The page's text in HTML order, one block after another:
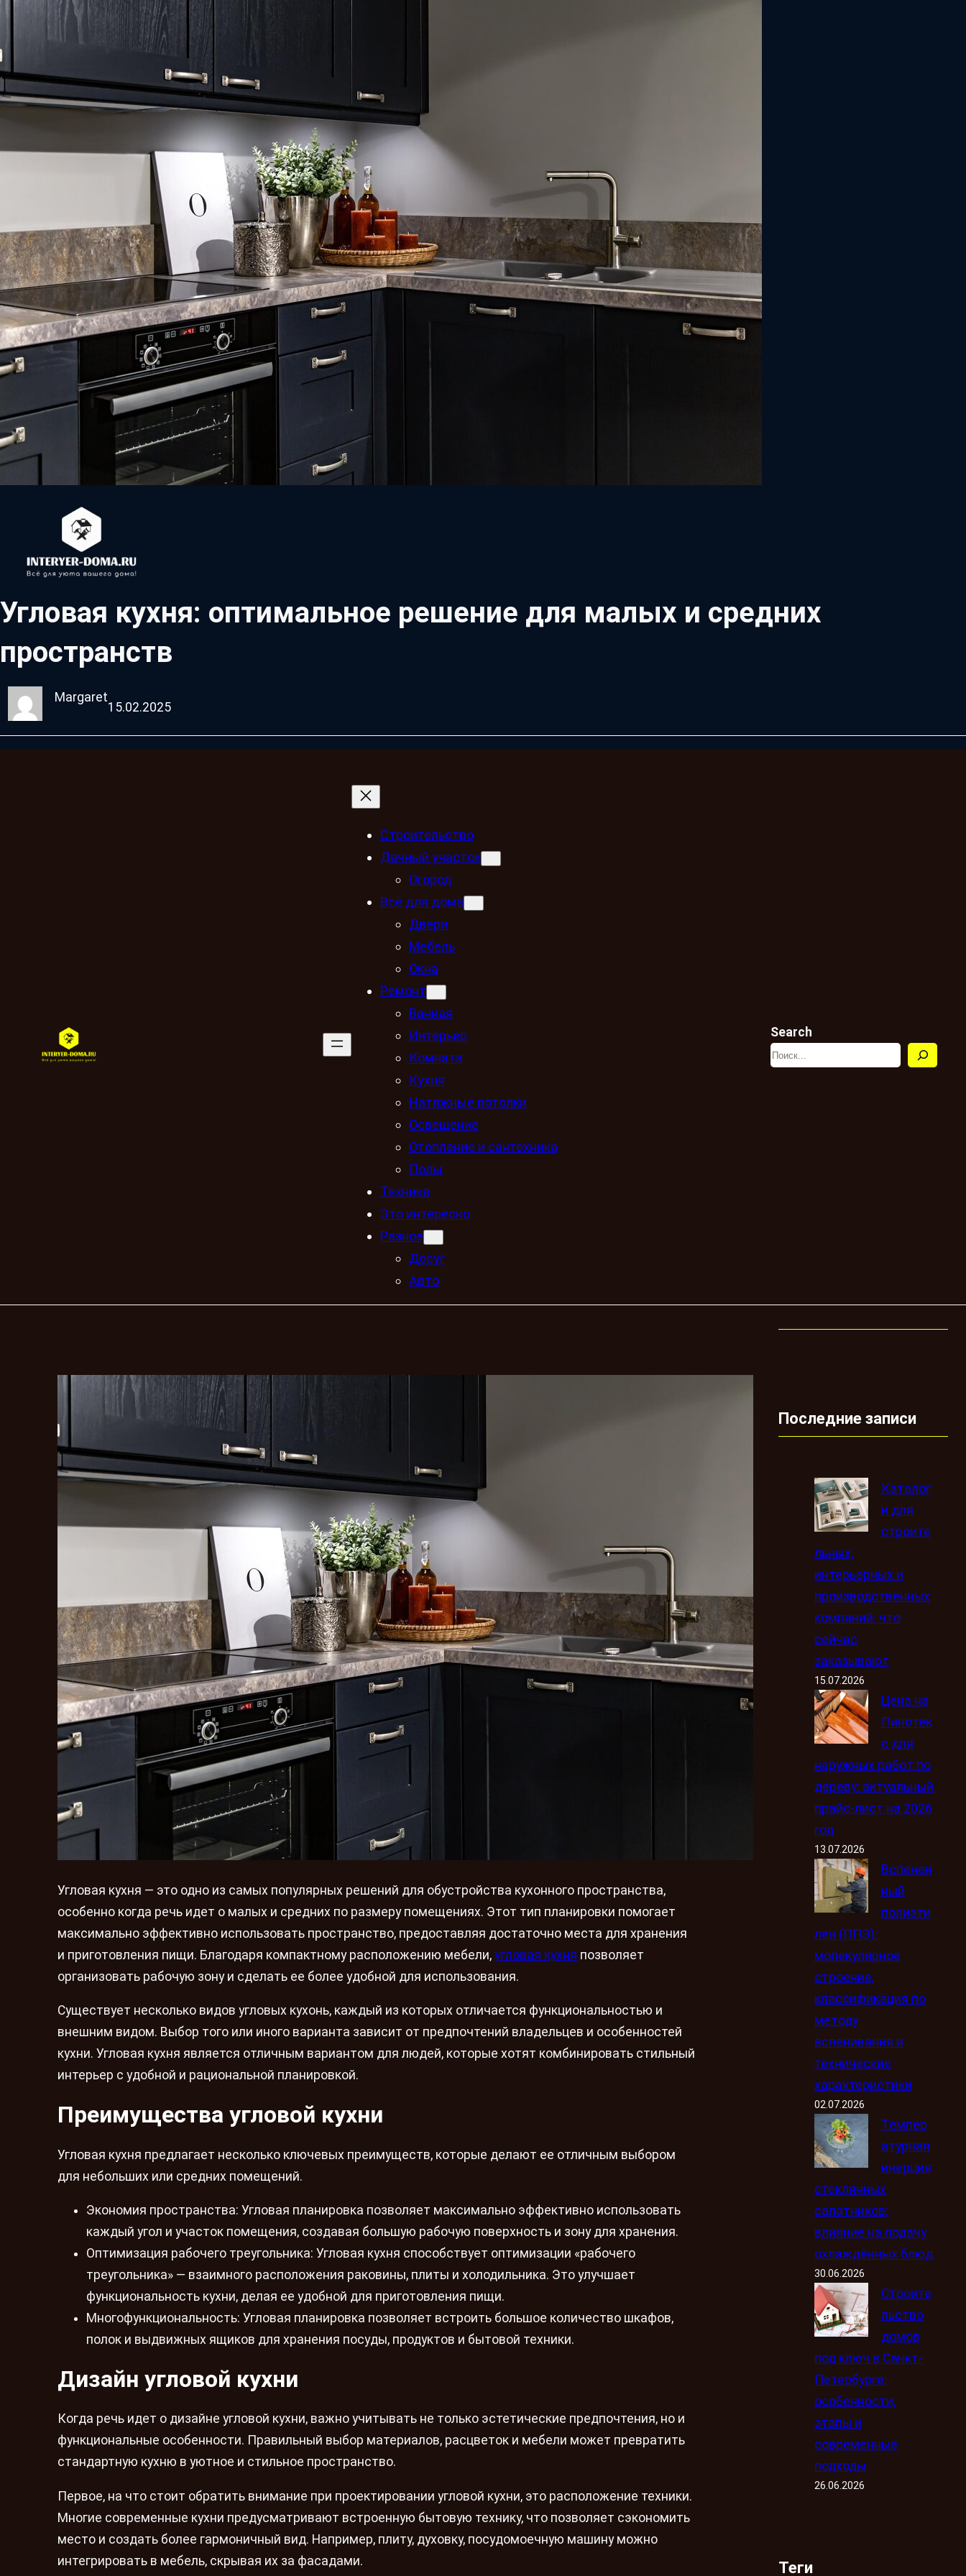
Угловая кухня: оптимальное решение для малых и средних
пространств
Margaret
15.02.2025
Строительство
Дачный участок
Огород
Всё для дома
Двери
Мебель
Окна
Ремонт
Ванная
Интерьер
Комната
Кухня
Натяжные потолки
Освещение
Отопление и сантехника
Полы
Техника
Это интересно
Разное
Досуг
Авто
Search
Угловая кухня — это одно из самых популярных решений для обустройства кухонного пространства,
особенно когда речь идет о малых и средних по размеру помещениях. Этот тип планировки помогает
максимально эффективно использовать пространство, предоставляя достаточно места для хранения
и приготовления пищи. Благодаря компактному расположению мебели, угловая кухня позволяет
организовать рабочую зону и сделать ее более удобной для использования.
Существует несколько видов угловых кухонь, каждый из которых отличается функциональностью и
внешним видом. Выбор того или иного варианта зависит от предпочтений владельцев и особенностей
кухни. Угловая кухня является отличным вариантом для людей, которые хотят комбинировать стильный
интерьер с удобной и рациональной планировкой.
Преимущества угловой кухни
Угловая кухня предлагает несколько ключевых преимуществ, которые делают ее отличным выбором
для небольших или средних помещений.
Экономия пространства: Угловая планировка позволяет максимально эффективно использовать
каждый угол и участок помещения, создавая большую рабочую поверхность и зону для хранения.
Оптимизация рабочего треугольника: Угловая кухня способствует оптимизации «рабочего
треугольника» — взаимного расположения раковины, плиты и холодильника. Это улучшает
функциональность кухни, делая ее удобной для приготовления пищи.
Многофункциональность: Угловая планировка позволяет встроить большое количество шкафов,
полок и выдвижных ящиков для хранения посуды, продуктов и бытовой техники.
Дизайн угловой кухни
Когда речь идет о дизайне угловой кухни, важно учитывать не только эстетические предпочтения, но и
функциональные особенности. Правильный выбор материалов, расцветок и мебели может превратить
стандартную кухню в уютное и стильное пространство.
Первое, на что стоит обратить внимание при проектировании угловой кухни, это расположение техники.
Многие современные кухни предусматривают встроенную бытовую технику, что позволяет сэкономить
место и создать более гармоничный вид. Например, плиту, духовку, посудомоечную машину можно
интегрировать в мебель, скрывая их за фасадами.
Последние записи
Каталог
и для
строите
льных,
интерьерных и
производственных
компаний: что
сейчас
заказывают
15.07.2026
Цена на
Пинотек
с для
наружных работ по
дереву: актуальный
прайс-лист на 2026
год
13.07.2026
Вспенен
ный
полиэти
лен (ППЭ):
молекулярное
строение,
классификация по
методу
вспенивания и
технические
характеристики
02.07.2026
Темпер
атурная
инерция
стеклянных
салатников:
влияние на подачу
охлаждённых блюд
30.06.2026
Строите
льство
домов
под ключ в Санкт-
Петербурге:
особенности,
этапы и
современные
подходы
26.06.2026
Теги